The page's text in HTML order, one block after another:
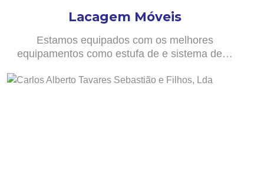
Lacagem Móveis
Estamos equipados com os melhores
equipamentos como estufa de e sistema de…